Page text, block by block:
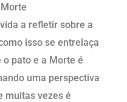
a refletir sobre a
isso se entrelaça
o pato e a Morte é
uma perspectiva
muitas vezes é